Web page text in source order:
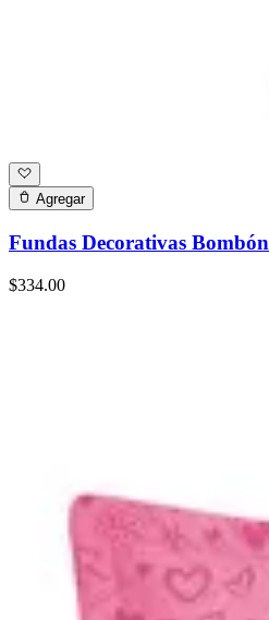
Agregar
Fundas Decorativas Bombón
$334.00